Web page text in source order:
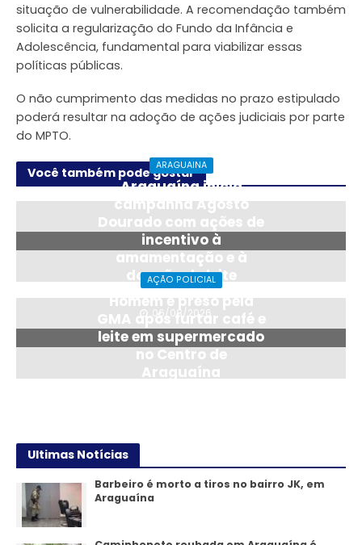
situação de vulnerabilidade. A recomendação também
solicita a regularização do Fundo da Infância e
Adolescência, fundamental para viabilizar essas
políticas públicas.
O não cumprimento das medidas no prazo estipulado
poderá resultar na adoção de ações judiciais por parte
do MPTO.
Você também pode gostar
ARAGUAINA
Araguaína inicia
campanha Agosto
Dourado com ações de
incentivo à
amamentação e à
doação de leite
materno
06/08/2026
AÇÃO POLICIAL
Homem é preso pela
GMA após furtar café e
leite em supermercado
no Centro de
Araguaína
Ultimas Notícias
Barbeiro é morto a tiros no bairro JK, em
Araguaína